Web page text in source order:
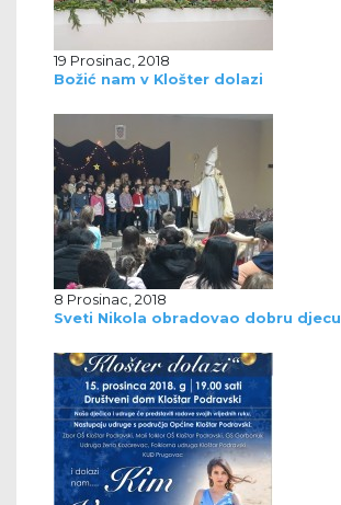
19 Prosinac, 2018
Božić nam v Klošter dolazi
8 Prosinac, 2018
Sveti Nikola obradovao dobru djecu